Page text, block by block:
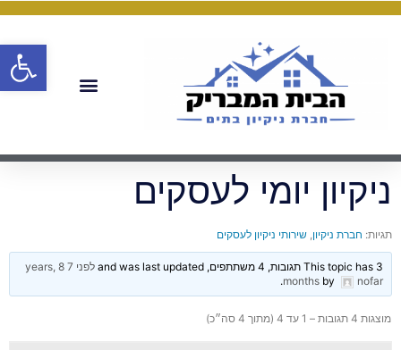
ניקיון יומי לעסקים
תגיות: חברת ניקיון, שירותי ניקיון לעסקים
This topic has 3 תגובות, 4 משתתפים, and was last updated
לפני 7 years, 8
monthsby nofar
.
מוצגות 4 תגובות – 1 עד 4 (מתוך 4 סה״כ)